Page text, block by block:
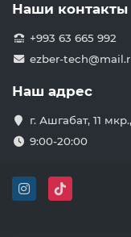
Наши контакты
+993 63 665 992
ezber-
Наш адрес
г. Ашгабат, 11
9:00-20:00